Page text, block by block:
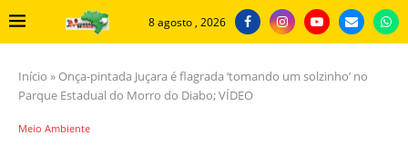
8 agosto , 2026
Início » Onça-pintada Juçara é flagrada ‘tomando um solzinho’ no
Parque Estadual do Morro do Diabo; VÍDEO
Meio Ambiente